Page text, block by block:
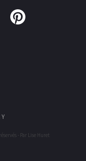
- Par Lise Huret